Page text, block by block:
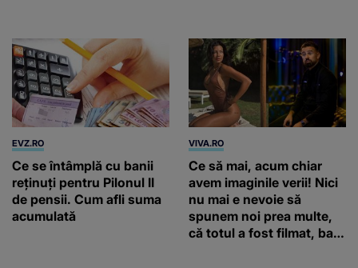
EVZ.RO
Ce se întâmplă cu banii
reținuți pentru Pilonul II
de pensii. Cum afli suma
acumulată
VIVA.RO
Ce să mai, acum chiar
avem imaginile verii! Nici
nu mai e nevoie să
spunem noi prea multe,
că totul a fost filmat, ba